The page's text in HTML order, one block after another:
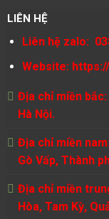
LIÊN HỆ
Liên hệ zalo:
Website:
Địa chỉ miền
Hà Nội.
Địa chỉ miền
Gò Vấp, Thành
Địa chỉ miền
Hòa, Tam Kỳ,